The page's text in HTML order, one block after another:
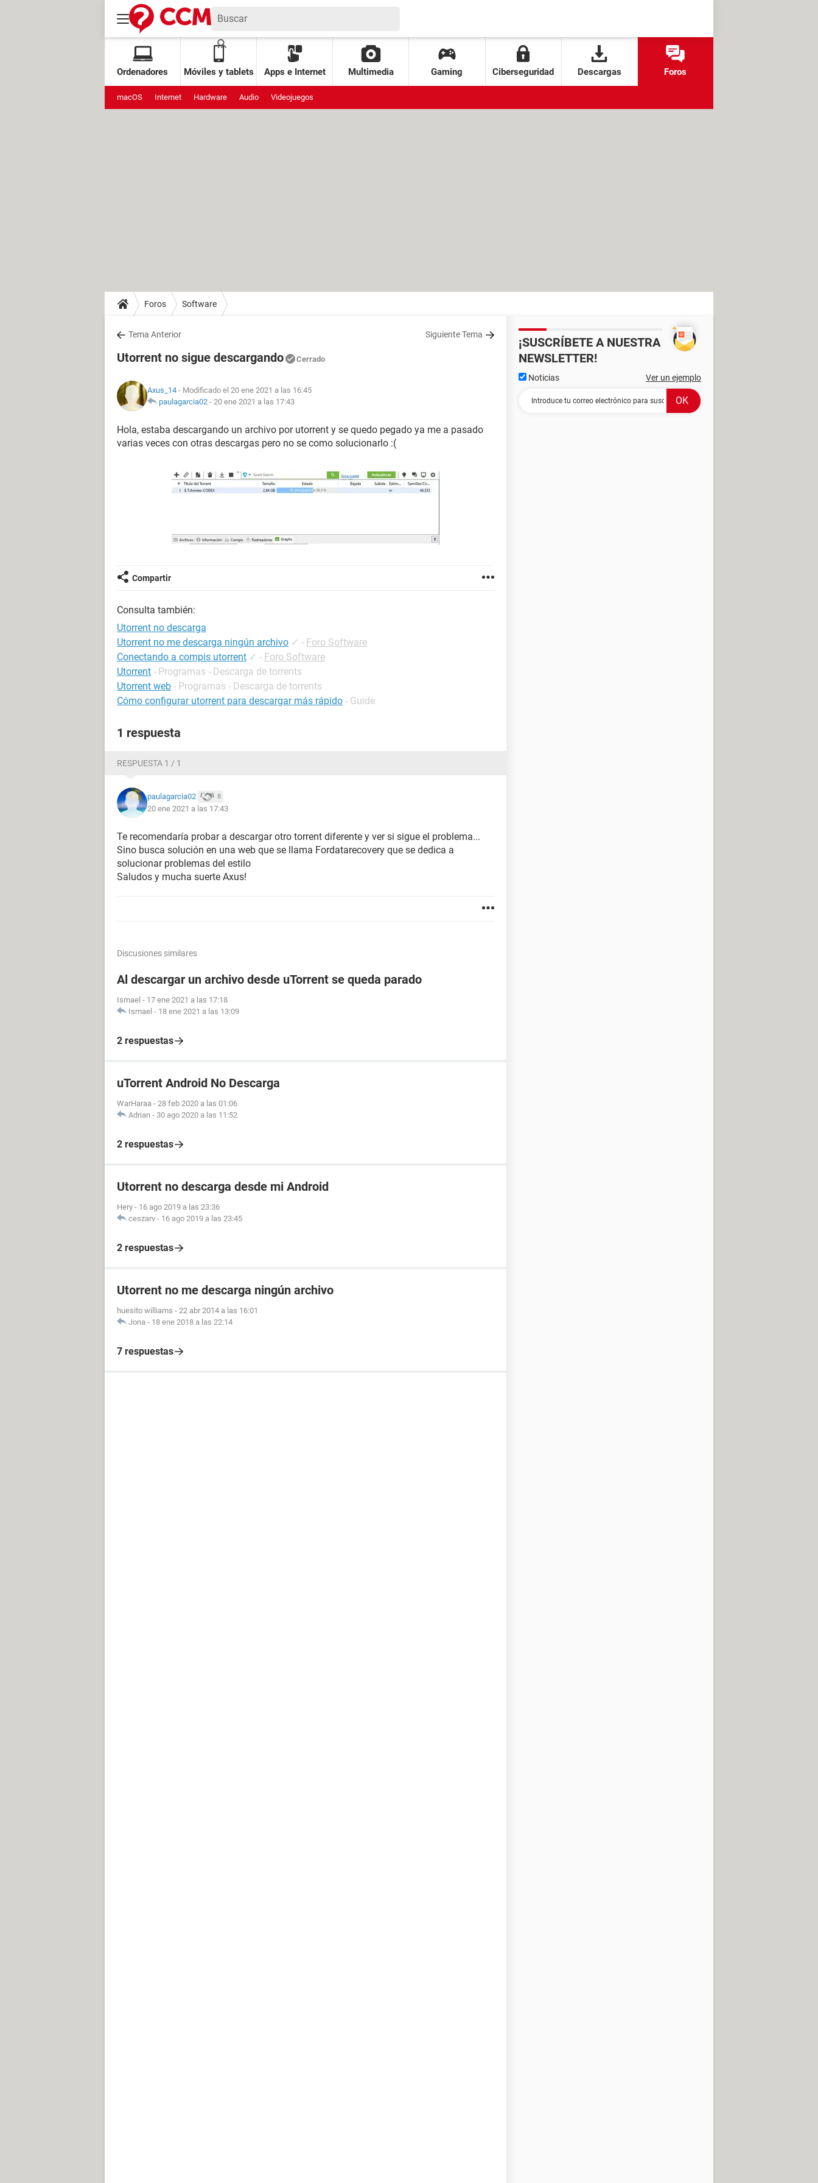
Ordenadores Móviles y tablets Apps e Internet Multimedia Gaming Ciberseguridad Descargas Foros
macOS Internet Hardware Audio Videojuegos
Foros Software
Tema Anterior Siguiente Tema
Utorrent no sigue descargando Cerrado
Axus_14 - Modificado el 20 ene 2021 a las 16:45
paulagarcia02 - 20 ene 2021 a las 17:43
Hola, estaba descargando un archivo por utorrent y se quedo pegado ya me a pasado
varias veces con otras descargas pero no se como solucionarlo :(
Compartir
Consulta también:
Utorrent no descarga
Utorrent no me descarga ningún archivo ✓ - Foro Software
Conectando a compis utorrent ✓ - Foro Software
Utorrent - Programas - Descarga de torrents
Utorrent web - Programas - Descarga de torrents
Cómo configurar utorrent para descargar más rápido - Guide
1 respuesta
RESPUESTA 1 / 1
paulagarcia02 8
20 ene 2021 a las 17:43
Te recomendaría probar a descargar otro torrent diferente y ver si sigue el problema...
Sino busca solución en una web que se llama Fordatarecovery que se dedica a
solucionar problemas del estilo
Saludos y mucha suerte Axus!
Discusiones similares
Al descargar un archivo desde uTorrent se queda parado
Ismael - 17 ene 2021 a las 17:18
Ismael - 18 ene 2021 a las 13:09
2 respuestas
uTorrent Android No Descarga
WarHaraa - 28 feb 2020 a las 01:06
Adrian - 30 ago 2020 a las 11:52
2 respuestas
Utorrent no descarga desde mi Android
Hery - 16 ago 2019 a las 23:36
ceszarv - 16 ago 2019 a las 23:45
2 respuestas
Utorrent no me descarga ningún archivo
huesito williams - 22 abr 2014 a las 16:01
Jona - 18 ene 2018 a las 22:14
7 respuestas
¡SUSCRÍBETE A NUESTRA
NEWSLETTER!
Noticias Ver un ejemplo